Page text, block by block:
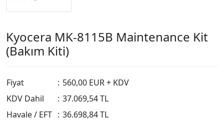
Kyocera MK-8115B Maintenance Kit
(Bakım Kiti)
Fiyat : 560,00 EUR + KDV
KDV Dahil
: 37.069,54 TL
Havale / EFT : 36.698,84 TL